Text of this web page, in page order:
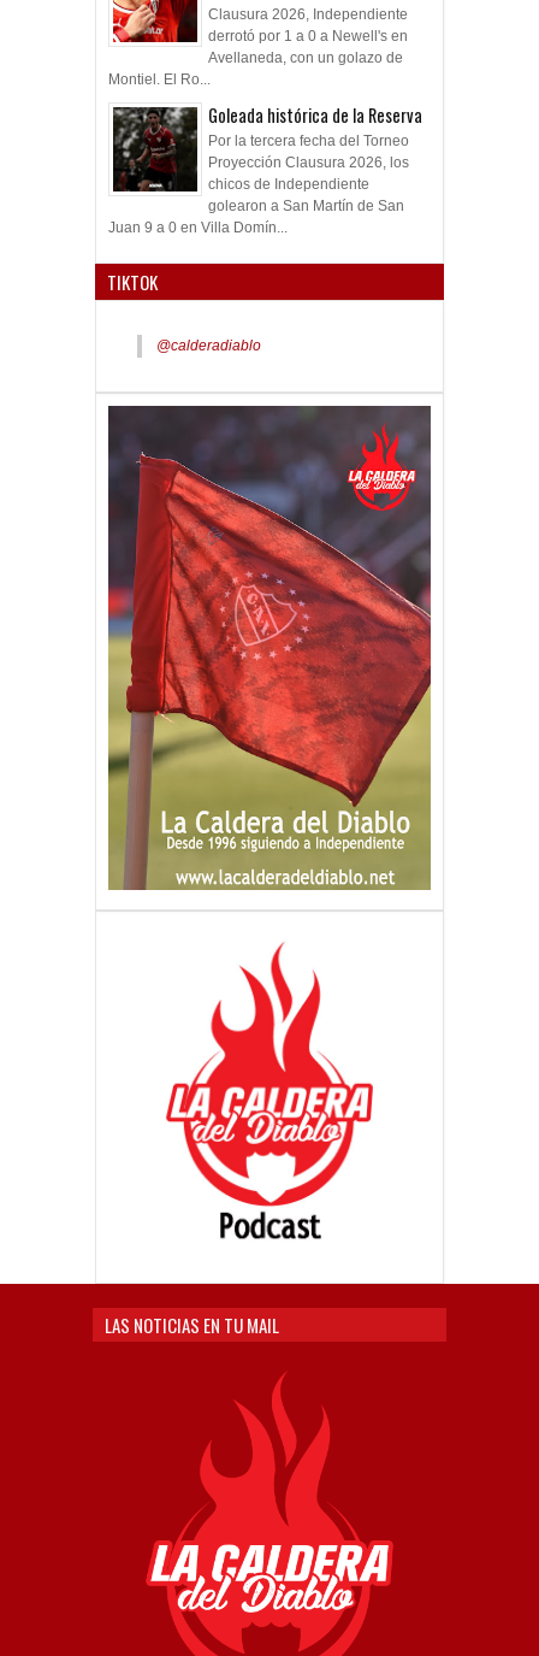
Clausura 2026, Independiente
derrotó por 1 a 0 a Newell's en
Avellaneda, con un golazo de
Montiel. El Ro...
Goleada histórica de la Reserva
Por la tercera fecha del Torneo
Proyección Clausura 2026, los
chicos de Independiente
golearon a San Martín de San
Juan 9 a 0 en Villa Domín...
TIKTOK
@calderadiablo
LAS NOTICIAS EN TU MAIL